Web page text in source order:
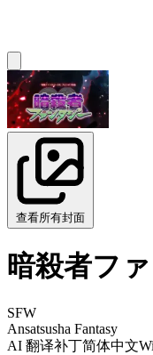
查看所有封面
暗殺者フ
SFW
Ansatsusha Fantasy
AI 翻译补丁简体中文